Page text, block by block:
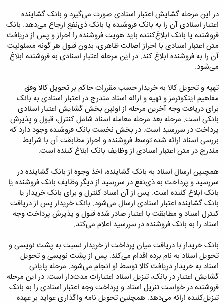
در این مرحله گشایش اعتبار اسنادی صورت می‌گیرد و بانک گشاینده
اعتبار اسنادی آن را به بانک فروشنده یا بانک ذی‌نفع ارجاع می‌دهد. بانک
فروشنده یا بانک ابلاغ‌کننده باید هویت فروشنده را احراز و پس از دریافت
متن اعتبار اسنادی با احراز اصالت ظاهری، بدون قبول هر گونه مسئولیت
آن را به فروشنده ابلاغ کند. در این مرحله اعتبار اسنادی به فروشنده ابلاغ
می‌شود.
تهیه و تحویل کالا به خریدار حسب مقررات حاکم بر تحویل کالا وفق
مفاهیم اینکوترمز و تهیه و ارائه اسناد مندرج در اعتبار اسنادی به بانک
برای دریافت وجه آخرین مرحله از اولین بخش گشایش اعتبار اسنادی
بانکی است. مرحله بعد مرحله معامله اسناد شامل کنترل، قبول و پذیرش
پرداخت در سررسید است. در بخش نخست بانک فروشنده وجود دارد که
بررسی اسناد ارائه شده توسط فروشنده و احراز مطابقت آن با شرایط
مندرج در متن اعتبار اسنادی از وظایف بانک ابلاغ کننده است.
همچنین ارسال اسناد به بانک گشاینده، اخذ وجوه از بانک گشاینده در
سررسید و پرداخت به ذی‌نفع در سررسید از دیگر وظایف بانک فروشنده یا
بانک ابلاغ کننده است. پس از آن اسناد کنترل و برای بانک خریدار یا
بانک گشاینده اعتبار اسنادی ارسال می‌شود. بانک خریدار پس از دریافت
کنترل اسناد و مطابقت با اعتبار صادر شده قبول و پذیرش پرداخت وجه
اسناد را به بانک فروشنده در سررسید اعلام می‌کند.
بانک خریدار با دریافت میان پرداخت از خریدار نسبت به پشت نویسی و
تحویل اسناد به نام برده اقدام می‌کند. پس از پشت نویسی و تحویل
اسناد به خریدار دریافت کالا توسط او انجام می‌شود. مرحله پایانی
گشایش اعتبار در بانک، تنزیل اسناد اعتبارات مدت‌دار است. در این مرحله
فروشنده در خواست تنزیل اسناد و پرداخت وجه اعتبار اسنادی را به بانک
تنزیل‌کننده ارائه می‌دهد. همچنین تحویل نامه واگذاری عواید بر عهده